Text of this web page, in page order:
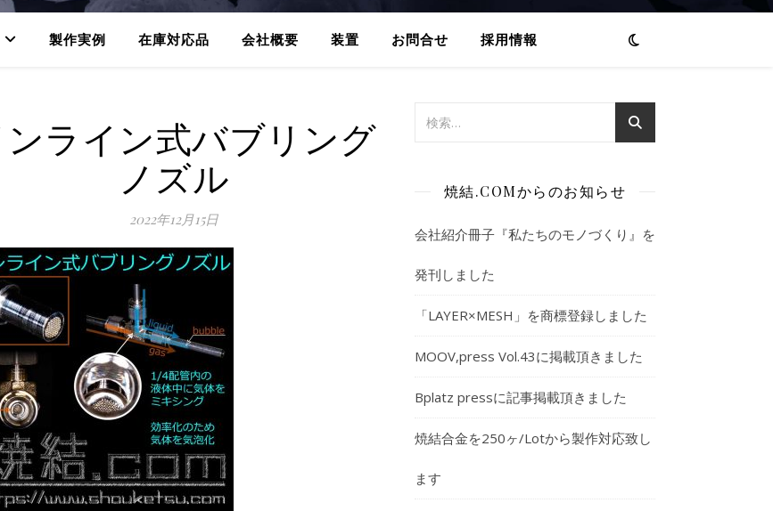
製作実例 在庫対応品 会社概要 装置 お問合せ 採用情報
ンライン式バブリング
ノズル
2022年12月15日
焼結.COMからのお知らせ
会社紹介冊子『私たちのモノづくり』を
発刊しました
「LAYER×MESH」を商標登録しました
MOOV,press Vol.43に掲載頂きました
Bplatz pressに記事掲載頂きました
焼結合金を250ヶ/Lotから製作対応致し
ます